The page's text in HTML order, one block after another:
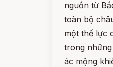
nguồn từ
toàn bộ
một thế lực
trong
ác mộng